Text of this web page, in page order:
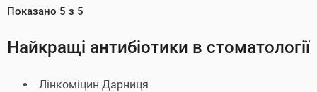
Показано 5 з 5
Найкращі антибіотики в стоматології
Лінкоміцин Дарниця